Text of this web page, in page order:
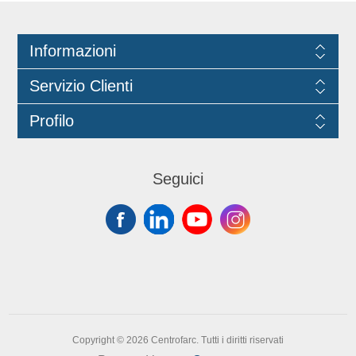
marchio SuperSponge®.
Informazioni
Servizio Clienti
Profilo
Seguici
Copyright © 2026 Centrofarc. Tutti i diritti riservati